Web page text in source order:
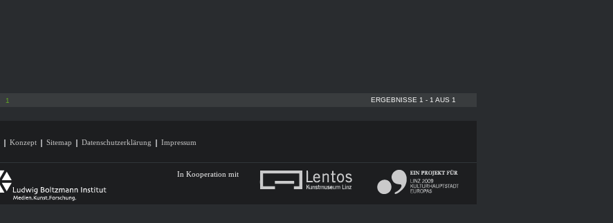
1 ERGEBNISSE 1 - 1 AUS 1
Konzept Sitemap Datenschutzerklärung Impressum
In Kooperation mit